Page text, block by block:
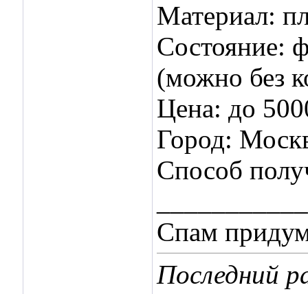
Материал:
Состояние:
(можно без
Цена: до
Город:
Способ
Спам
Последний